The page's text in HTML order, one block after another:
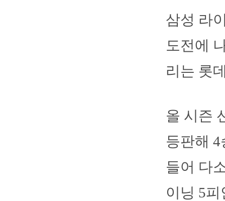
삼성 라
도전에
리는 롯
올 시즌
등판해
들어 다
이닝 5